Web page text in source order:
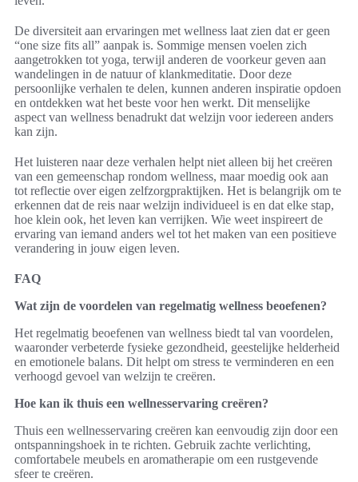
De diversiteit aan ervaringen met wellness laat zien dat er geen
“one size fits all” aanpak is. Sommige mensen voelen zich
aangetrokken tot yoga, terwijl anderen de voorkeur geven aan
wandelingen in de natuur of klankmeditatie. Door deze
persoonlijke verhalen te delen, kunnen anderen inspiratie opdoen
en ontdekken wat het beste voor hen werkt. Dit menselijke
aspect van wellness benadrukt dat welzijn voor iedereen anders
kan zijn.
Het luisteren naar deze verhalen helpt niet alleen bij het creëren
van een gemeenschap rondom wellness, maar moedig ook aan
tot reflectie over eigen zelfzorgpraktijken. Het is belangrijk om te
erkennen dat de reis naar welzijn individueel is en dat elke stap,
hoe klein ook, het leven kan verrijken. Wie weet inspireert de
ervaring van iemand anders wel tot het maken van een positieve
verandering in jouw eigen leven.
FAQ
Wat zijn de voordelen van regelmatig wellness beoefenen?
Het regelmatig beoefenen van wellness biedt tal van voordelen,
waaronder verbeterde fysieke gezondheid, geestelijke helderheid
en emotionele balans. Dit helpt om stress te verminderen en een
verhoogd gevoel van welzijn te creëren.
Hoe kan ik thuis een wellnesservaring creëren?
Thuis een wellnesservaring creëren kan eenvoudig zijn door een
ontspanningshoek in te richten. Gebruik zachte verlichting,
comfortabele meubels en aromatherapie om een rustgevende
sfeer te creëren.